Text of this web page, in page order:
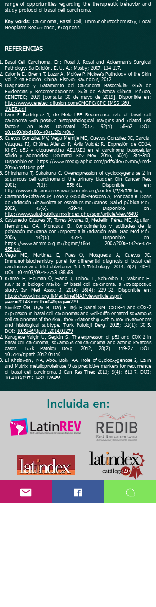
range of opportunities regarding the therapeutic behavior and
study protocol of basal cell carcinoma.
Key words: Carcinoma, Basal Cell, Immunohistochemistry, Local
Neoplasm Recurrence, Prognosis.
REFERENCIAS
Basal Cell Carcinoma. En: Rosai J. Rosai and Ackerman’s Surgical
Pathology. 9a Edición. E. U. A.: Mosby; 2007. 134-137.
Calonje E, Brenn T, Lazar A, McKee P. Mckee’s Pathology of the Skin
Vol. 2. 4a Edición. China: Elsevier Saunders; 2012.
Diagnóstico y Tratamiento del Carcinoma Basocelular. Guía de
Evidencias y Recomendaciones: Guía de Práctica Clínica. México,
CENETEC; 2019 [consulta 30 de mayo de 2019]. Disponible en:
http://www.cenetec-difusion.com/CMGPC/GPC-IMSS-360-
19/ER.pdf
Lara F, Rodríguez J, de Melo LEF. Recurrence rate of basal cell
carcinoma with positive histopathological margins and related risk
factors. An Bras Dermatol. 2017; 92(1): 58-62. DOI:
10.1590/abd1806-4841.20174867
Cuevas-González MV, Vega-Memije ME, Cuevas-González JC, García-
Vázquez FJ, Cháirez-Atienzo P, Ávila-Valdéz R. Expresión de CD34,
Ki-67, p53 y citoqueratina AE1/AE3 en el carcinoma basocelular
sólido y adenoideo. Dermatol Rev Mex. 2016; 60(4): 311-318.
Disponible en: https://www.medigraphic.com/pdfs/derrevmex/rmd-
2016/rmd164e.pdf
Shirahama T, Sakakura C. Overexpression of cyclooxygena-se-2 in
squamous cell carcinoma of the urinary bladder. Clin Cancer Res.
2001; 7(3): 558-61. Disponible en:
http://www.clincancerres.aacrjournals.org/content/7/3/558.long
Castanedo-Cázares JP, Lepe V, Gordillo-Moscoso A, Moncada B. Dosis
de radiación ultravioleta en escolares mexicanos. Salud pública Mex.
2003; 45(6): 439-44. Disponible en:
http://www.saludpublica.mx/index.php/spm/article/view/6493
Castanedo-Cázares JP, Torres-Alvarez B, Medellín-Pérez ME, Aguilar-
Hernández GA, Moncada B. Conocimientos y actitudes de la
población mexicana con respecto a la radiación solar. Gac Méd Méx.
2006; 142(6): 451-5. Disponible en:
https://www.anmm.org.mx/bgmm/1864_ 2007/2006-142-6-451-
455.pdf
Vega ME, Martínez E, Paes O, Mosqueda A, Cuevas JC.
Immunohistochemistry panel for differential diagnosis of basal cell
carcinoma and trichoblastoma. Int J Trichology. 2014; 6(2): 40-4.
DOI: 10.4103/0974-7753.138583
Kramer E, Herman O, Frand J, Leibou L, Schreiber L, Vaknine H.
Ki67 as a biologic marker of basal cell carcinoma: a retrospective
study. Isr Med Assoc J. 2014; 16(4): 229–32. Disponible en:
https://www.ima.org.il/MedicineIMAJ/viewarticle.aspx?
year=2014&month=04&page=229
Sivrikoz ON, Uyar B, Dağ F, Taşlı F, Sanal SM. CXCR-4 and COX-2
expression in basal cell carcinomas and well-differentiated squamous
cell carcinomas of the skin; their relationship with tumor invasiveness
and histological subtype. Turk Patoloji Derg. 2015; 31(1): 30-5.
DOI: 10.5146/tjpath.2014.01279
Karagece Yalçin U, Seçkİn S. The expression of p53 and COX-2 in
basal cell carcinoma, squamous cell carcinoma and actinic keratosis
cases. Turk Patoloji Derg. 2012; 28(2): 119-27. DOI:
10.5146/tjpath.2012.01110
El-Khalawany MA, Abou-Bakr AA. Role of Cyclooxygenase-2, Ezrin
and Matrix metalloproteinase-9 as predictive markers for recurrence
of basal cell carcinoma. J Can Res Ther. 2013; 9(4): 613-7. DOI:
10.4103/0973-1482.126456
Incluida en: